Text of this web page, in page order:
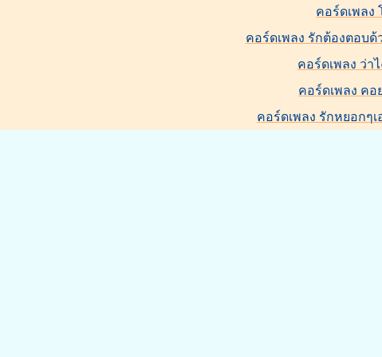
คอร์ดเพลง
คอร์ดเพลง รักต้องตอบด้ว
คอร์ดเพลง ว่า
คอร์ดเพลง คอ
คอร์ดเพลง รักหยอกๆ